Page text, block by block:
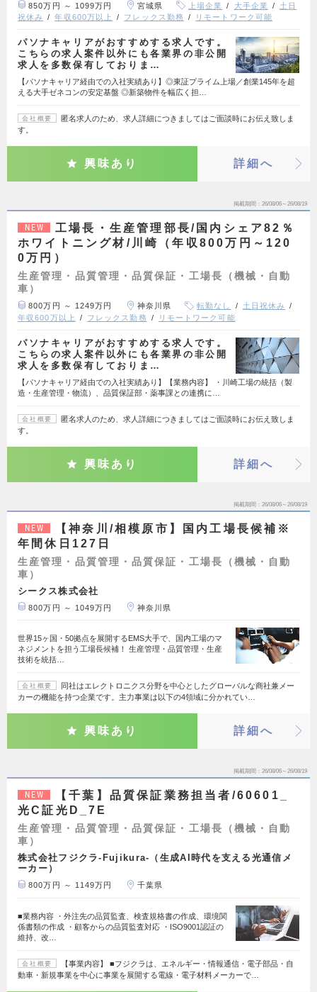
850万円 ～ 1099万円 宮城県 上場企業 大手企業
土日
祝休み
年収600万以上 フレックス勤務 リモートワーク可能
パソナキャリアがおすすめする求人です。
こちらの求人案件以外にも各業界の非公開
求人を多数保有しておりま…
【パソナキャリア経由での入社実績あり】◎東証プライム上場／創業145年を超
える大手ゼネコンの安定基盤 ◎新築物件を幅広く担…
会社概要
匿名求人のため、求人詳細につきましてはご面談時にお伝え致しま
す。
興味あり 詳細へ
掲載期間 26/08/06～26/08/19
NEW
工場長・生産管理部長/国内シェア82％
ホワイトニング材/川崎（年収800万円～120
0万円）
生産管理・品質管理・品質保証・工場長（機械・自動
車）
800万円 ～ 1249万円 神奈川県 転勤なし
土日祝休み
年収600万以上
フレックス勤務 リモートワーク可能
パソナキャリアがおすすめする求人です。
こちらの求人案件以外にも各業界の非公開
求人を多数保有しておりま…
【パソナキャリア経由での入社実績あり】【業務内容】 ・川崎工場の統括（製
造・生産管理・物流）、品質保証部・薬事課との連携に…
会社概要
匿名求人のため、求人詳細につきましてはご面談時にお伝え致しま
す。
興味あり 詳細へ
掲載期間 26/08/06～26/08/19
NEW
【神奈川/相模原市】国内工場長候補※
年間休日127日
生産管理・品質管理・品質保証・工場長（機械・自動
車）
シークス株式会社
800万円 ～ 1049万円 神奈川県
世界15ヶ国・50拠点を展開するEMS大手で、国内工場のマ
ネジメントを担う工場長候補！ 生産管理・品質管理・生産
技術を統括…
会社概要
同社はエレクトロニクス分野を中心としたグローバルな商社兼メー
カーの機能を持つ企業です。主力事業は以下の4領域に分かれてい…
興味あり 詳細へ
掲載期間 26/08/06～26/08/19
NEW
【千葉】品質保証業務担当者/60601_
光C証光D_7E
生産管理・品質管理・品質保証・工場長（機械・自動
車）
株式会社フジクラ-Fujikura-（生成AI時代を支える光通信メ
ーカー）
800万円 ～ 1149万円 千葉県
■業務内容 ・外注先の品質監査、検査規格書の作成、環境関
係書類の作成 ・顧客からの品質監査対応 ・ISO9001認証の
維持、改…
会社概要
【事業内容】 ■フジクラは、エネルギー・情報通信・電子部品・自
動車・新規事業を中心に事業を展開する電線・電子材料メーカーで…